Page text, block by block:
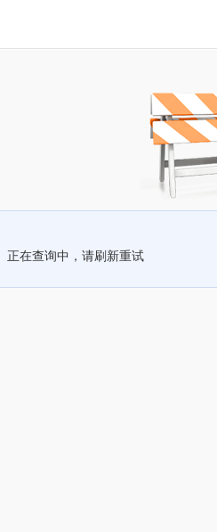
正在查询中，请刷新重试